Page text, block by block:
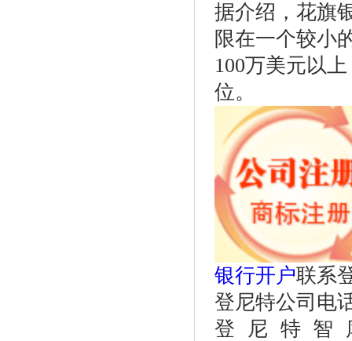
据介绍，花旗
限在一个较小
100万美元以
位。
银行开户联系
登尼特公司电
登尼特